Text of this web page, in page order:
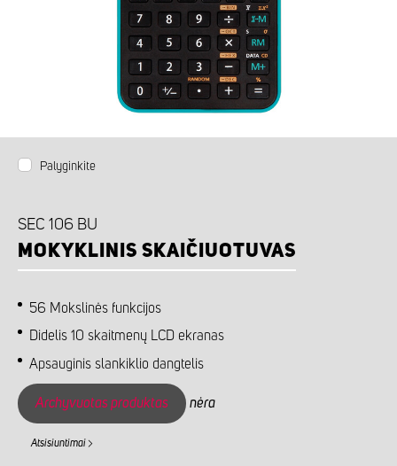
Palyginkite
SEC 106 BU
MOKYKLINIS SKAIČIUOTUVAS
56 Mokslinės funkcijos
Didelis 10 skaitmenų LCD ekranas
Apsauginis slankiklio dangtelis
Archyvuotas produktas nėra
Atsisiuntimai